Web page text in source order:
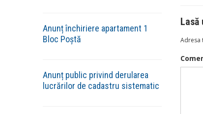
Anunț închiriere apartament 1
Bloc Poștă
Anunț public privind derularea
lucrărilor de cadastru sistematic
Lasă
Adresa